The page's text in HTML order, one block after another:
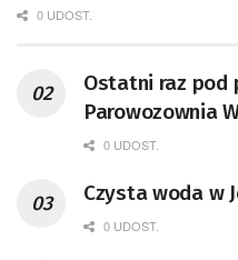
0 UDOST.
Ostatni raz pod
Parowozownia
remont
0 UDOST.
Czysta woda w
0 UDOST.